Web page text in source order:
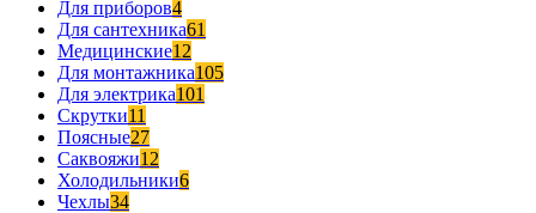
Для приборов4
Для сантехника61
Медицинские12
Для монтажника105
Для электрика101
Скрутки11
Поясные27
Саквояжи12
Холодильники6
Чехлы34